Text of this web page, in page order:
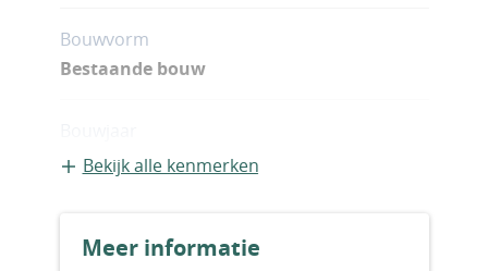
Bouwvorm
Bestaande bouw
2028Bekijk alle kenmerken
Meer informatie